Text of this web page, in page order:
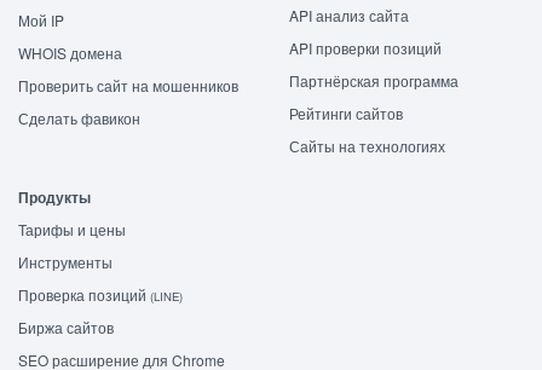
Мой IP
WHOIS домена
Проверить сайт на мошенников
Сделать фавикон
API анализ сайта
API проверки позиций
Партнёрская программа
Рейтинги сайтов
Сайты на технологиях
Продукты
Тарифы и цены
Инструменты
Проверка позиций (LINE)
Биржа сайтов
SEO расширение для Chrome